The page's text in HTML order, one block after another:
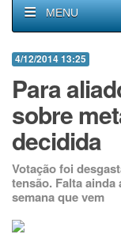
MENU
4/12/2014 13:25
Para
sobre
decidida
Votação foi
tensão. Falta ainda
semana que vem